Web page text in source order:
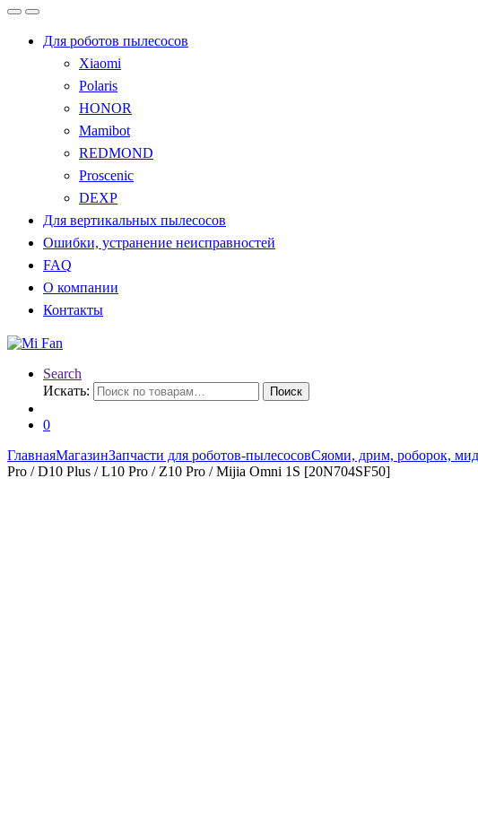
Для роботов пылесосов
Xiaomi
Polaris
HONOR
Mamibot
REDMOND
Proscenic
DEXP
Для вертикальных пылесосов
Ошибки, устранение неисправностей
FAQ
О компании
Контакты
Search
Искать:
Поиск
0
ГлавнаяМагазинЗапчасти для роботов-пылесосовСяоми, дрим, роборок,
Pro / D10 Plus / L10 Pro / Z10 Pro / Мijiа Оmni 1S [20N704SF50]